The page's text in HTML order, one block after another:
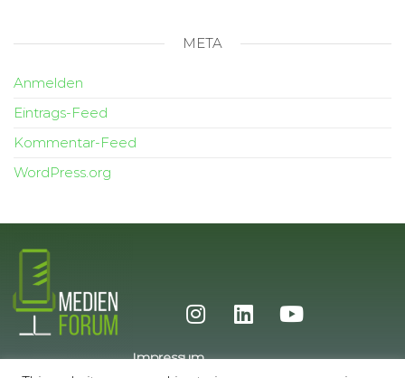
META
Anmelden
Eintrags-Feed
Kommentar-Feed
WordPress.org
Impressum